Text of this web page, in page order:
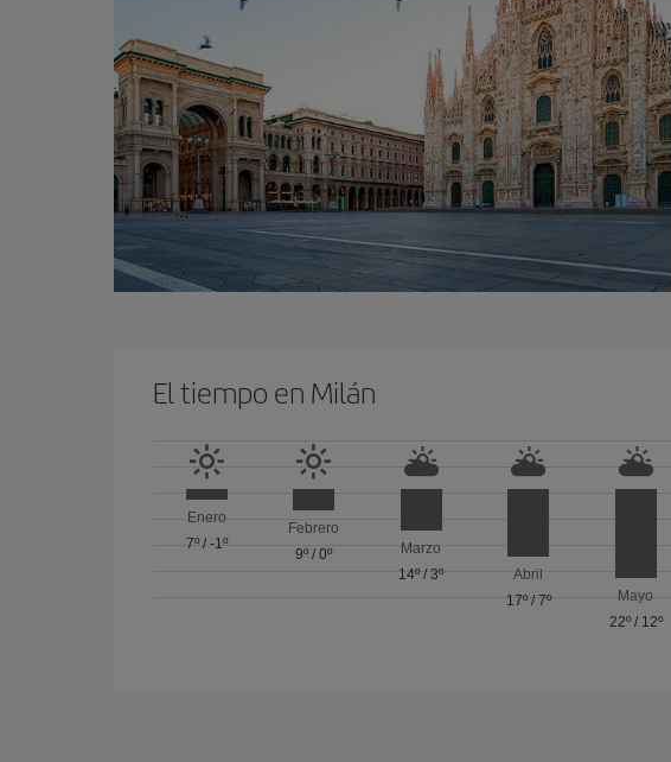
El tiempo en Milán
Enero
7º/ -1º
Febrero
9º /0º
Marzo
14º/3º
Abril
17º/ 7º
Mayo
22º/ 12º